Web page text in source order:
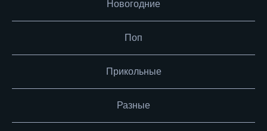
Новогодние
Поп
Прикольные
Разные